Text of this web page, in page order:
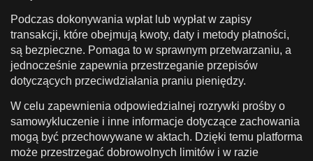
Podczas dokonywania wpłat lub wypłat w zapisy
transakcji, które obejmują kwoty, daty i metody płatności,
są bezpieczne. Pomaga to w sprawnym przetwarzaniu, a
jednocześnie zapewnia przestrzeganie przepisów
dotyczących przeciwdziałania praniu pieniędzy.
W celu zapewnienia odpowiedzialnej rozrywki prośby o
samowykluczenie i inne informacje dotyczące zachowania
mogą być przechowywane w aktach. Dzięki temu platforma
może przestrzegać dobrowolnych limitów i w razie